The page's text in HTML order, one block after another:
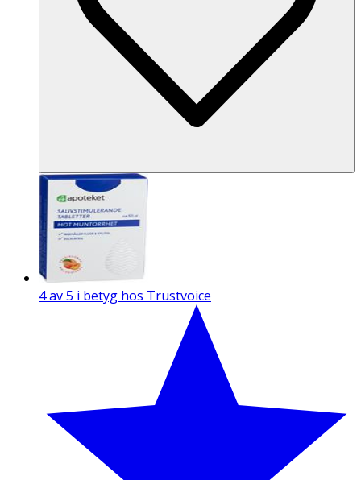
4 av 5 i betyg hos Trustvoice